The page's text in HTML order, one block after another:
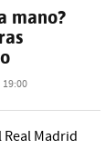
mano?
19:00